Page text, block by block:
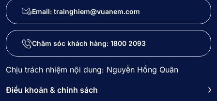
Email: trainghiem@vuanem.com
Chăm sóc khách hàng: 1800 2093
Chịu trách nhiệm nội dung: Nguyễn Hồng Quân
Điều khoản & chính sách